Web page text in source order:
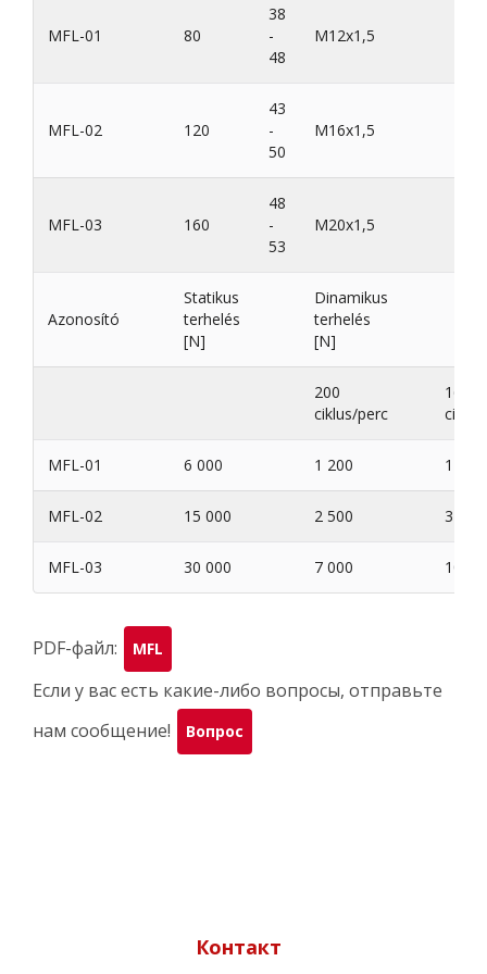
MFL-01 80
38
-
48
M12x1,5
MFL-02 120
43
-
50
M16x1,5
MFL-03 160
48
-
53
M20x1,5
Azonosító
Statikus
terhelés
[N]
Dinamikus
terhelés
[N]
200
ciklus/perc
160
MFL-01 6 000 1 200 1 400
MFL-02 15 000 2 500 3 500
MFL-03 30 000 7 000 10
PDF-файл: MFL
Если у вас есть какие-либо вопросы, отправьте
нам сообщение!
Вопрос
Контакт